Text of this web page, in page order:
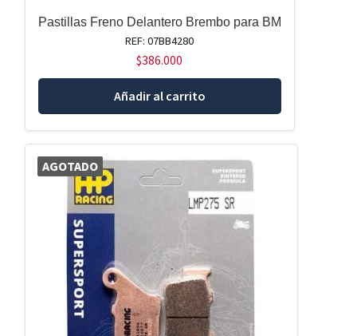
Pastillas Freno Delantero Brembo para BM
REF: 07BB4280
$386.000
Añadir al carrito
AGOTADO